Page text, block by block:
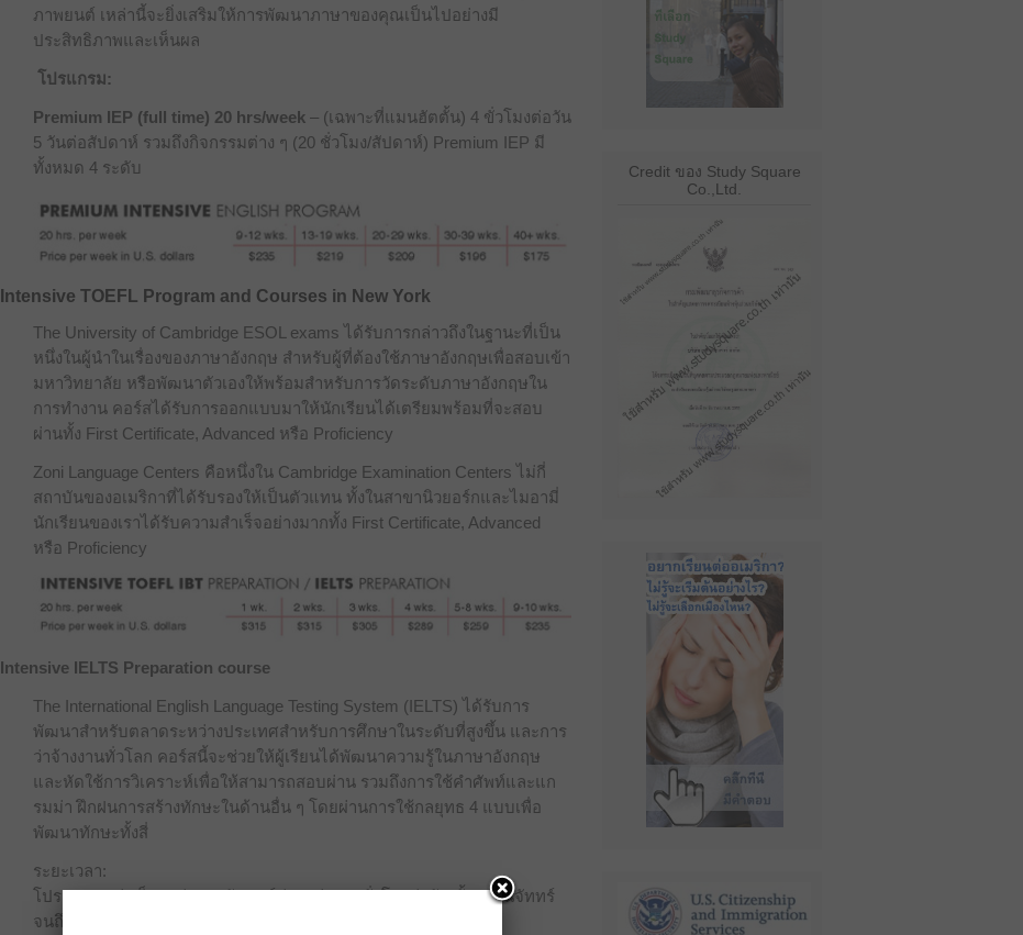
ภาพยนต์ เหล่านี้จะยิ่งเสริมให้การพัฒนาภาษาของคุณเป็นไปอย่างมี
ประสิทธิภาพและเห็นผล
โปรแกรม:
Premium IEP (full time) 20 hrs/week – (เฉพาะที่แมนฮัตตั้น) 4 ขั่วโมงต่อวัน
5 วันต่อสัปดาห์ รวมถึงกิจกรรมต่าง ๆ (20 ชั่วโมง/สัปดาห์) Premium IEP มี
ทั้งหมด 4 ระดับ
Intensive TOEFL Program and Courses in New York
The University of Cambridge ESOL exams ได้รับการกล่าวถึงในฐานะที่เป็น
หนึ่งในผู้นำในเรื่องของภาษาอังกฤษ สำหรับผู้ที่ต้องใช้ภาษาอังกฤษเพื่อสอบเข้า
มหาวิทยาลัย หรือพัฒนาตัวเองให้พร้อมสำหรับการวัดระดับภาษาอังกฤษใน
การทำงาน คอร์สได้รับการออกแบบมาให้นักเรียนได้เตรียมพร้อมที่จะสอบ
ผ่านทั้ง First Certificate, Advanced หรือ Proficiency
Zoni Language Centers คือหนึ่งใน Cambridge Examination Centers ไม่กี่
สถาบันของอเมริกาที่ได้รับรองให้เป็นตัวแทน ทั้งในสาขานิวยอร์กและไมอามี่
นักเรียนของเราได้รับความสำเร็จอย่างมากทั้ง First Certificate, Advanced
หรือ Proficiency
Intensive IELTS Preparation course
The International English Language Testing System (IELTS) ได้รับการ
พัฒนาสำหรับตลาดระหว่างประเทศสำหรับการศึกษาในระดับที่สูงขึ้น และการ
ว่าจ้างงานทั่วโลก คอร์สนี้จะช่วยให้ผู้เรียนได้พัฒนาความรู้ในภาษาอังกฤษ
และหัดใช้การวิเคราะห์เพื่อให้สามารถสอบผ่าน รวมถึงการใช้คำศัพท์และแก
รมม่า ฝึกฝนการสร้างทักษะในด้านอื่น ๆ โดยผ่านการใช้กลยุทธ 4 แบบเพื่อ
พัฒนาทักษะทั้งสี่
ระยะเวลา:
โปรแกรมแบ่งเป็น 2 ส่วน 4 สัปดาห์ต่อ 1 ส่วน 3 ชั่วโมงต่อวัน ตั้งแต่วันจัททร์
จนถึงวันศุกร์
Credit ของ Study Square
Co.,Ltd.